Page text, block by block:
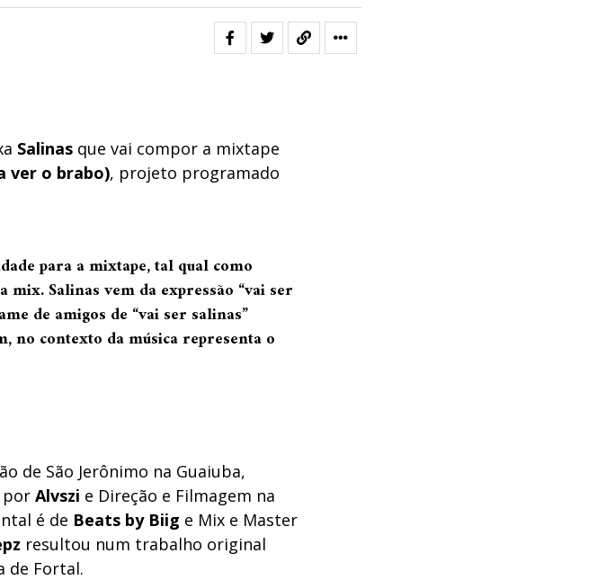
Salinas que vai compor a mixtape
ver o brabo), projeto programado
para a mixtape, tal qual como
mix. Salinas vem da expressão “vai ser
de amigos de “vai ser salinas”
no contexto da música representa o
de São Jerônimo na Guaiuba,
por Alvszi e Direção e Filmagem na
é de Beats by Biig e Mix e Master
resultou num trabalho original
de Fortal.